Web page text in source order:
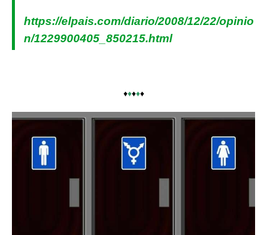
https://elpais.com/diario/2008/12/22/opinio
n/1229900405_850215.html
♦♦♦♦♦